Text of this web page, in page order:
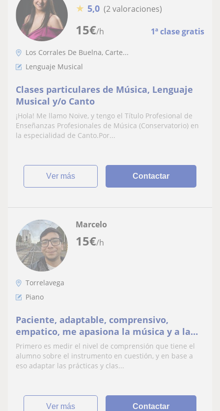
15€/h 1ª clase gratis
★ 5,0 (2 valoraciones)
Los Corrales De Buelna, Carte...
Lenguaje Musical
Clases particulares de Música, Lenguaje
Musical y/o Canto
¡Hola! Me llamo Noive, y tengo el Título Profesional de
Enseñanzas Profesionales de Música (Conservatorio) en
la especialidad de Canto.Por...
ver más Contactar
15€/h
Marcelo
Torrelavega
Piano
Paciente, adaptable, comprensivo,
empatico, me apasiona la música y a la
par del alumno me gusta transmitir
conocimientos en varias areas
Primero es medir el nivel de comprensión que tiene el
alumno sobre el instrumento en cuestión, y en base a
eso adaptar las prácticas y clas...
ver más Contactar